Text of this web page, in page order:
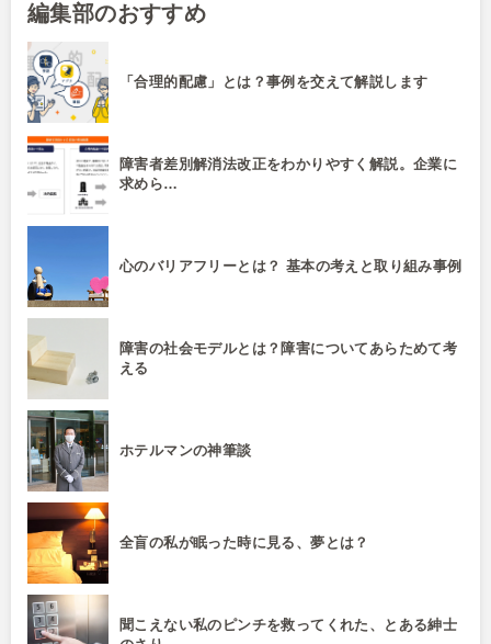
編集部のおすすめ
「合理的配慮」とは？事例を交えて解説します
障害者差別解消法改正をわかりやすく解説。企業に
求めら…
心のバリアフリーとは？ 基本の考えと取り組み事例
障害の社会モデルとは？障害についてあらためて考
える
ホテルマンの神筆談
全盲の私が眠った時に見る、夢とは？
聞こえない私のピンチを救ってくれた、とある紳士